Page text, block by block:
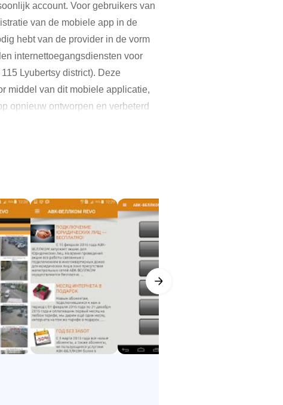
account. Voor gebruikers van
van de mobiele app in de
hebt van de provider in de vorm
internettoegangsdiensten voor
Lyubertsy district). Deze
middel van dit mobiele applicatie,
opnieuw ontworpen en verbeterd